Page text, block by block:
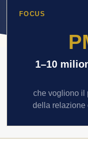
FOCUS
1–10
che vogliono il
della relazione